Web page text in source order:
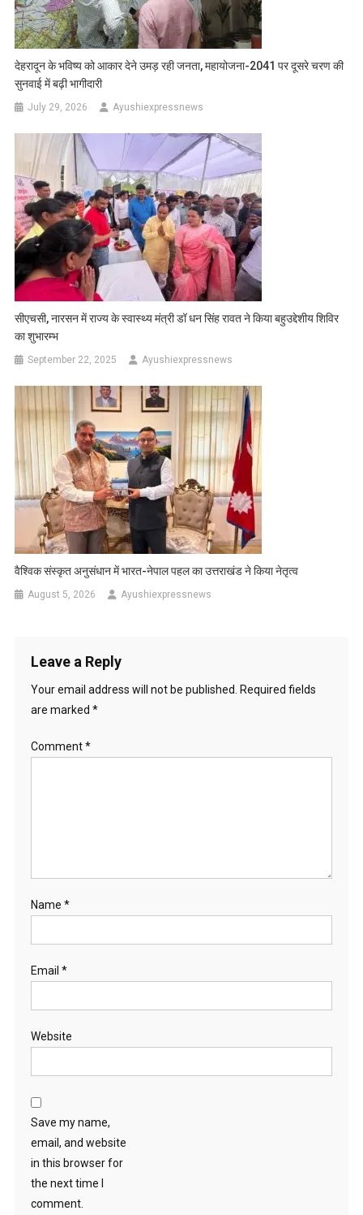
देहरादून के भविष्य को आकार देने उमड़ रही जनता, महायोजना-2041 पर दूसरे चरण की
सुनवाई में बढ़ी भागीदारी
July 29, 2026 Ayushiexpressnews
सीएचसी, नारसन में राज्य के स्वास्थ्य मंत्री डॉ धन सिंह रावत ने किया बहुउद्देशीय शिविर
का शुभारम्भ
September 22, 2025 Ayushiexpressnews
वैश्विक संस्कृत अनुसंधान में भारत-नेपाल पहल का उत्तराखंड ने किया नेतृत्व
August 5, 2026 Ayushiexpressnews
Leave a Reply
Your email address will not be published.
Required fields
are marked *
Comment*
Name *
Email *
Website
Save my name,
email, and website
in this browser for
the next time I
comment.